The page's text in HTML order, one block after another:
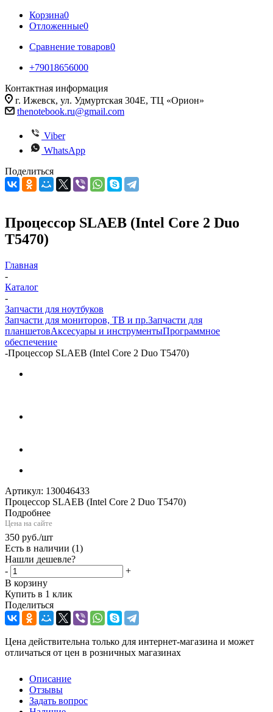
Корзина0
Отложенные0
Сравнение товаров0
+79018656000
Контактная информация
г. Ижевск, ул. Удмуртская 304Е, ТЦ «Орион»
thenotebook.ru@gmail.com
Viber
WhatsApp
Поделиться
Процессор SLAEB (Intel Core 2 Duo
T5470)
Главная
-
Каталог
-
Запчасти для ноутбуков
Запчасти для мониторов, ТВ и пр.Запчасти для
планшетовАксесуары и инструментыПрограммное
обеспечение
-Процессор SLAEB (Intel Core 2 Duo T5470)
Артикул: 130046433
Процессор SLAEB (Intel Core 2 Duo T5470)
Подробнее
Цена на сайте
350 руб./шт
Есть в наличии (1)
Нашли дешевле?
-
+
В корзину
Купить в 1 клик
Поделиться
Цена действительна только для интернет-магазина и может
отличаться от цен в розничных магазинах
Описание
Отзывы
Задать вопрос